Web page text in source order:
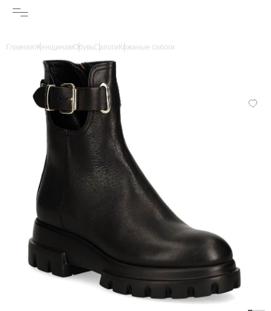
ГлавнаяЖенщинамОбувьСапоги Кожаные сапоги